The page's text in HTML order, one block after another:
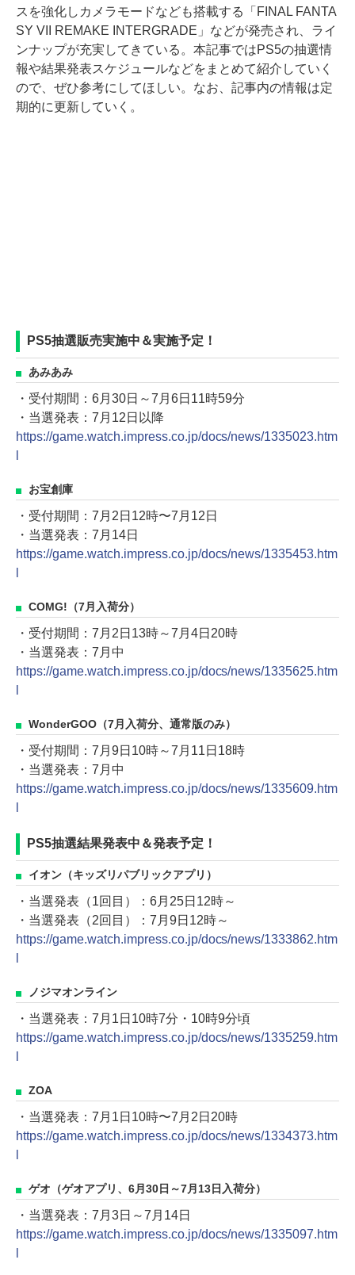
スを強化しカメラモードなども搭載する「FINAL FANTA
SY VII REMAKE INTERGRADE」などが発売され、ライ
ンナップが充実してきている。本記事ではPS5の抽選情
報や結果発表スケジュールなどをまとめて紹介していく
ので、ぜひ参考にしてほしい。なお、記事内の情報は定
期的に更新していく。
PS5抽選販売実施中＆実施予定！
あみあみ
・受付期間：6月30日～7月6日11時59分
・当選発表：7月12日以降
https://game.watch.impress.co.jp/docs/news/1335023.htm
お宝創庫
・受付期間：7月2日12時〜7月12日
・当選発表：7月14日
https://game.watch.impress.co.jp/docs/news/1335453.htm
COMG!（7月入荷分）
・受付期間：7月2日13時～7月4日20時
・当選発表：7月中
https://game.watch.impress.co.jp/docs/news/1335625.htm
WonderGOO（7月入荷分、通常版のみ）
・受付期間：7月9日10時～7月11日18時
・当選発表：7月中
https://game.watch.impress.co.jp/docs/news/1335609.htm
PS5抽選結果発表中＆発表予定！
イオン（キッズリパブリックアプリ）
・当選発表（1回目）：6月25日12時～
・当選発表（2回目）：7月9日12時～
https://game.watch.impress.co.jp/docs/news/1333862.htm
ノジマオンライン
・当選発表：7月1日10時7分・10時9分頃
https://game.watch.impress.co.jp/docs/news/1335259.htm
ZOA
・当選発表：7月1日10時〜7月2日20時
https://game.watch.impress.co.jp/docs/news/1334373.htm
ゲオ（ゲオアプリ、6月30日～7月13日入荷分）
・当選発表：7月3日～7月14日
https://game.watch.impress.co.jp/docs/news/1335097.htm